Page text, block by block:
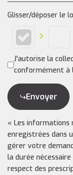
Glisser/déposer le
J'autorise la
conformément à
Envoyer
« Les informations
enregistrées dans
gérer votre
la durée
respect des